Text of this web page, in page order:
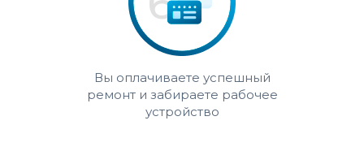
Вы оплачиваете успешный
ремонт и забираете рабочее
устройство